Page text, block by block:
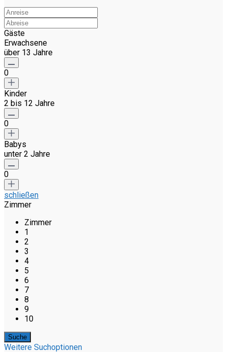
Gäste
Erwachsene
über 13 Jahre
0
Kinder
2 bis 12 Jahre
0
Babys
unter 2 Jahre
0
schließen
Zimmer
Zimmer
1
2
3
4
5
6
7
8
9
10
Weitere Suchoptionen